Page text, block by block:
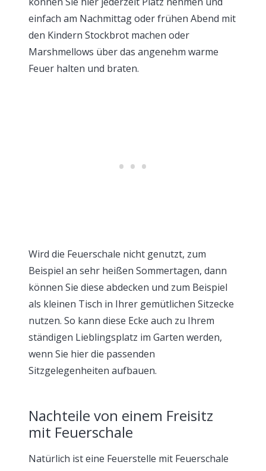
einfach am Nachmittag oder frühen Abend mit
den Kindern Stockbrot machen oder
Marshmellows über das angenehm warme
Feuer halten und braten.
Wird die Feuerschale nicht genutzt, zum
Beispiel an sehr heißen Sommertagen, dann
können Sie diese abdecken und zum Beispiel
als kleinen Tisch in Ihrer gemütlichen Sitzecke
nutzen. So kann diese Ecke auch zu Ihrem
ständigen Lieblingsplatz im Garten werden,
wenn Sie hier die passenden
Sitzgelegenheiten aufbauen.
Nachteile von einem Freisitz
mit Feuerschale
Natürlich ist eine Feuerstelle mit Feuerschale